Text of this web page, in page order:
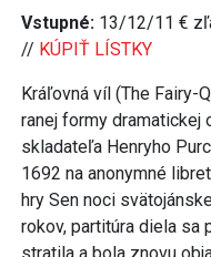
Vstupné: 13/12/11 €
// KÚPIŤ LÍSTKY
Kráľovná víl (The Fairy-
ranej formy dramatickej
skladateľa Henryho
1692 na anonymné
hry Sen noci
rokov, partitúra diela sa